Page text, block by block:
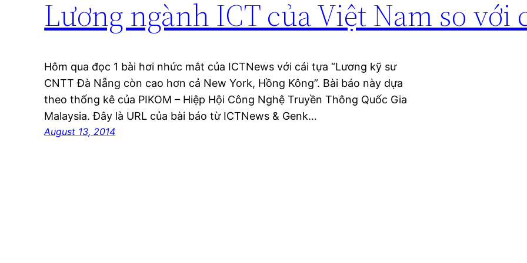
Lương ngành ICT của Việt Nam so với
Hôm qua đọc 1 bài hơi nhức mắt của ICTNews với cái tựa “Lương kỹ sư
CNTT Đà Nẵng còn cao hơn cả New York, Hồng Kông”. Bài báo này dựa
theo thống kê của PIKOM – Hiệp Hội Công Nghệ Truyền Thông Quốc Gia
Malaysia. Đây là URL của bài báo từ ICTNews & Genk…
August 13, 2014